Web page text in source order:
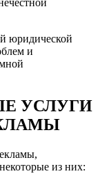
юридической
и
УСЛУГИ
из них: